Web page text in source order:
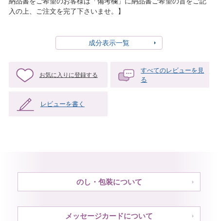
入の上、ご注文を完了下さいませ。】
成分表示一覧
お気に入りに登録する
すべてのレビューを見
る
レビューを書く
のし・包装について
メッセージカードについて